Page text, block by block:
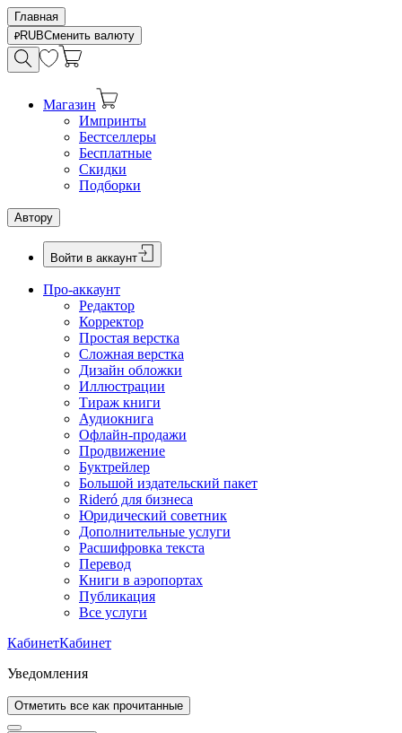
Главная
RUBСменить валюту
Магазин
Импринты
Бестселлеры
Бесплатные
Скидки
Подборки
Автору
Войти в аккаунт
Про-аккаунт
Редактор
Корректор
Простая верстка
Сложная верстка
Дизайн обложки
Иллюстрации
Тираж книги
Аудиокнига
Офлайн-продажи
Продвижение
Буктрейлер
Большой издательский пакет
Rideró для бизнеса
Юридический советник
Дополнительные услуги
Расшифровка текста
Перевод
Книги в аэропортах
Публикация
Все услуги
КабинетКабинет
Уведомления
Отметить все как прочитанные